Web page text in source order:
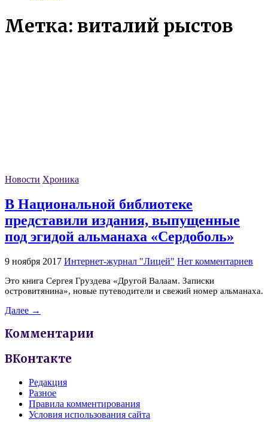
Метка: виталий рыстов
Новости Хроника
В Национальной библиотеке
представили издания, выпущенные
под эгидой альманаха «Сердоболь»
9 ноября 2017 Интернет-журнал "Лицей" Нет комментариев
Это книга Сергея Груздева «Другой Валаам. Записки
островитянина», новые путеводители и свежий номер альманаха.
Далее →
Комментарии
ВКонтакте
Редакция
Разное
Правила комментирования
Условия использования сайта